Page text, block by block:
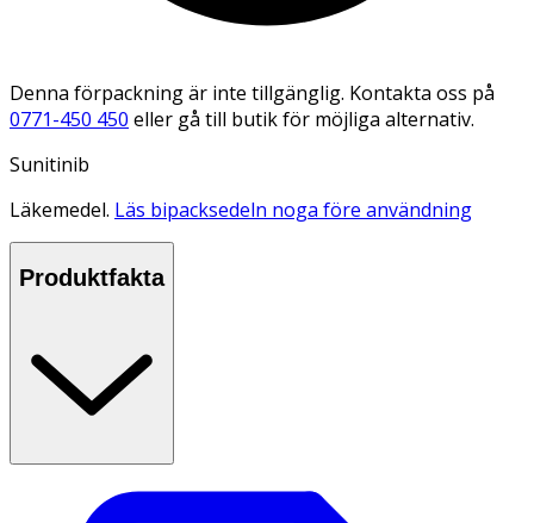
Denna förpackning är inte tillgänglig. Kontakta oss på
0771-450 450 eller gå till butik för möjliga alternativ.
Sunitinib
Läkemedel. Läs bipacksedeln noga före användning
Produktfakta